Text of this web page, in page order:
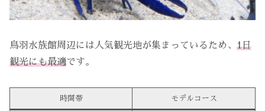
鳥羽水族館周辺には人気観光地が集まっているため、 1日
観光にも最適です。
時間帯 モデルコース